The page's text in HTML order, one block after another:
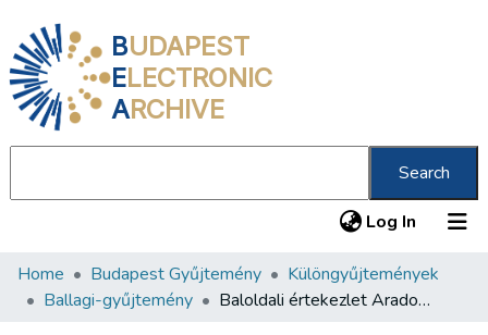
BUDAPEST
ELECTRONIC
ARCHIVE
Search
Log In (current)
Communities & Collections
Home Budapest Gyűjtemény
Különgyűjtemények
Ballagi-gyűjtemény
Baloldali értekezlet Aradon, 1872. május 15-én Simonyi Lajos báró elnöklete alatt